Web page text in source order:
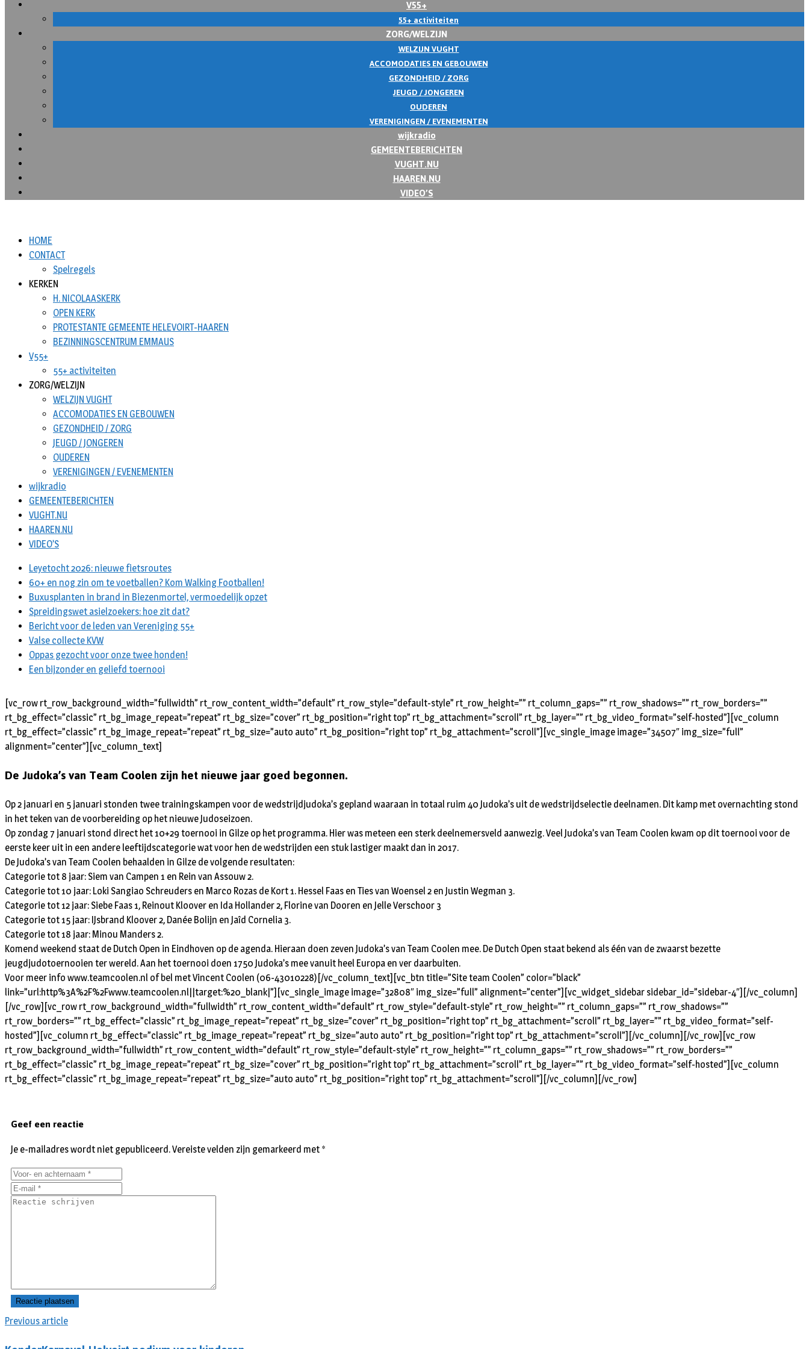
V55+
55+ activiteiten
ZORG/WELZIJN
WELZIJN VUGHT
ACCOMODATIES EN GEBOUWEN
GEZONDHEID / ZORG
JEUGD / JONGEREN
OUDEREN
VERENIGINGEN / EVENEMENTEN
wijkradio
GEMEENTEBERICHTEN
VUGHT.NU
HAAREN.NU
VIDEO’S
HOME
CONTACT
Spelregels
KERKEN
H. NICOLAASKERK
OPEN KERK
PROTESTANTE GEMEENTE HELEVOIRT-HAAREN
BEZINNINGSCENTRUM EMMAUS
V55+
55+ activiteiten
ZORG/WELZIJN
WELZIJN VUGHT
ACCOMODATIES EN GEBOUWEN
GEZONDHEID / ZORG
JEUGD / JONGEREN
OUDEREN
VERENIGINGEN / EVENEMENTEN
wijkradio
GEMEENTEBERICHTEN
VUGHT.NU
HAAREN.NU
VIDEO’S
Leyetocht 2026: nieuwe fietsroutes
60+ en nog zin om te voetballen? Kom Walking Footballen!
Buxusplanten in brand in Biezenmortel, vermoedelijk opzet
Spreidingswet asielzoekers: hoe zit dat?
Bericht voor de leden van Vereniging 55+
Valse collecte KVW
Oppas gezocht voor onze twee honden!
Een bijzonder en geliefd toernooi
[vc_row rt_row_background_width=”fullwidth” rt_row_content_width=”default” rt_row_style=”default-style” rt_row_height=”” rt_column_gaps=”” rt_row_shadows=”” rt_row_borders=””
rt_bg_effect=”classic” rt_bg_image_repeat=”repeat” rt_bg_size=”cover” rt_bg_position=”right top” rt_bg_attachment=”scroll” rt_bg_layer=”” rt_bg_video_format=”self-hosted”][vc_column
rt_bg_effect=”classic” rt_bg_image_repeat=”repeat” rt_bg_size=”auto auto” rt_bg_position=”right top” rt_bg_attachment=”scroll”][vc_single_image image=”34507″ img_size=”full”
alignment=”center”][vc_column_text]
De Judoka’s van Team Coolen zijn het nieuwe jaar goed begonnen.
Op 2 januari en 5 januari stonden twee trainingskampen voor de wedstrijdjudoka’s gepland waaraan in totaal ruim 40 Judoka’s uit de wedstrijdselectie deelnamen. Dit kamp met overnachting stond
in het teken van de voorbereiding op het nieuwe Judoseizoen.
Op zondag 7 januari stond direct het 10+29 toernooi in Gilze op het programma. Hier was meteen een sterk deelnemersveld aanwezig. Veel Judoka’s van Team Coolen kwam op dit toernooi voor de
eerste keer uit in een andere leeftijdscategorie wat voor hen de wedstrijden een stuk lastiger maakt dan in 2017.
De Judoka’s van Team Coolen behaalden in Gilze de volgende resultaten:
Categorie tot 8 jaar: Siem van Campen 1 en Rein van Assouw 2.
Categorie tot 10 jaar: Loki Sangiao Schreuders en Marco Rozas de Kort 1. Hessel Faas en Ties van Woensel 2 en Justin Wegman 3.
Categorie tot 12 jaar: Siebe Faas 1, Reinout Kloover en Ida Hollander 2, Florine van Dooren en Jelle Verschoor 3
Categorie tot 15 jaar: IJsbrand Kloover 2, Danée Bolijn en Jaîd Cornelia 3.
Categorie tot 18 jaar: Minou Manders 2.
Komend weekend staat de Dutch Open in Eindhoven op de agenda. Hieraan doen zeven Judoka’s van Team Coolen mee. De Dutch Open staat bekend als één van de zwaarst bezette
jeugdjudotoernooien ter wereld. Aan het toernooi doen 1750 Judoka’s mee vanuit heel Europa en ver daarbuiten.
Voor meer info www.teamcoolen.nl of bel met Vincent Coolen (06-43010228)[/vc_column_text][vc_btn title=”Site team Coolen” color=”black”
link=”url:http%3A%2F%2Fwww.teamcoolen.nl||target:%20_blank|”][vc_single_image image=”32808″ img_size=”full” alignment=”center”][vc_widget_sidebar sidebar_id=”sidebar-4″][/vc_column]
[/vc_row][vc_row rt_row_background_width=”fullwidth” rt_row_content_width=”default” rt_row_style=”default-style” rt_row_height=”” rt_column_gaps=”” rt_row_shadows=””
rt_row_borders=”” rt_bg_effect=”classic” rt_bg_image_repeat=”repeat” rt_bg_size=”cover” rt_bg_position=”right top” rt_bg_attachment=”scroll” rt_bg_layer=”” rt_bg_video_format=”self-
hosted”][vc_column rt_bg_effect=”classic” rt_bg_image_repeat=”repeat” rt_bg_size=”auto auto” rt_bg_position=”right top” rt_bg_attachment=”scroll”][/vc_column][/vc_row][vc_row
rt_row_background_width=”fullwidth” rt_row_content_width=”default” rt_row_style=”default-style” rt_row_height=”” rt_column_gaps=”” rt_row_shadows=”” rt_row_borders=””
rt_bg_effect=”classic” rt_bg_image_repeat=”repeat” rt_bg_size=”cover” rt_bg_position=”right top” rt_bg_attachment=”scroll” rt_bg_layer=”” rt_bg_video_format=”self-hosted”][vc_column
rt_bg_effect=”classic” rt_bg_image_repeat=”repeat” rt_bg_size=”auto auto” rt_bg_position=”right top” rt_bg_attachment=”scroll”][/vc_column][/vc_row]
Previous article
Geef een reactie
Je e-mailadres wordt niet gepubliceerd.Vereiste velden zijn gemarkeerd met *